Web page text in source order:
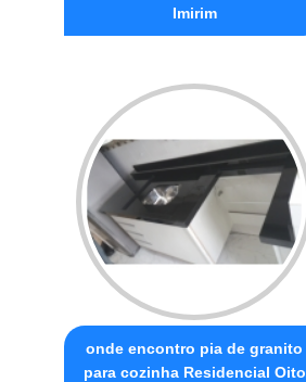
Imirim
onde encontro pia de granito
para cozinha Residencial Oito